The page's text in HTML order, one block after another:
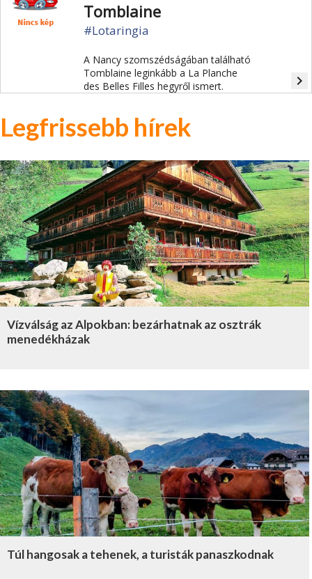
Tomblaine
#Lotaringia
A Nancy szomszédságában található
Tomblaine leginkább a La Planche
des Belles Filles hegyről ismert.
navigate_next
Legfrissebb hírek
Vízválság az Alpokban: bezárhatnak az osztrák
menedékházak
Túl hangosak a tehenek, a turisták panaszkodnak